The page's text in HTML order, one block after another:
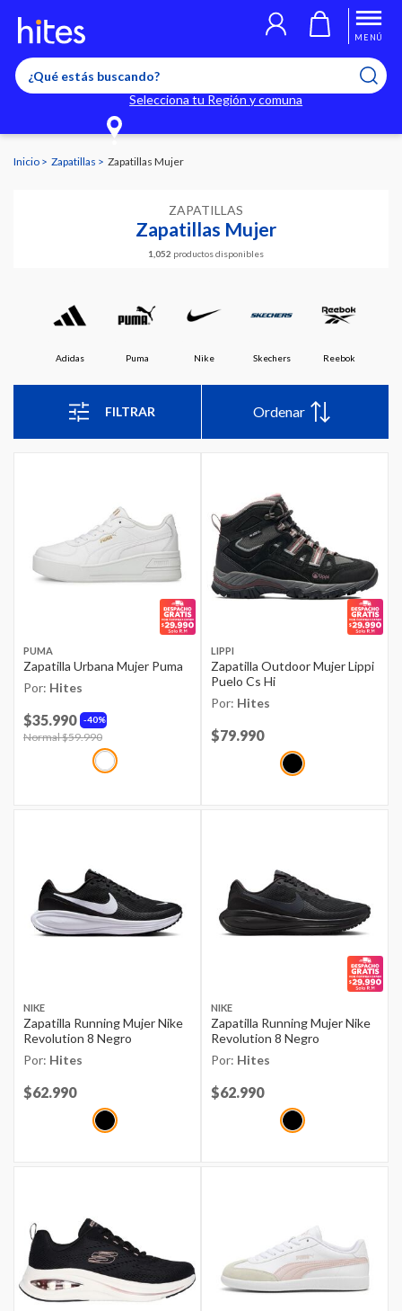
MENÚ
Selecciona tu Región y comuna
Inicio Zapatillas Zapatillas Mujer
ZAPATILLAS
Zapatillas Mujer
1,052 productos disponibles
Adidas Puma Nike Skechers Reebok
FILTRAR Ordenar
PUMA
Zapatilla Urbana Mujer Puma
Por: Hites
40%
$35.990
Price reduced from
Normal $59.990
LIPPI
Zapatilla Outdoor Mujer Lippi
Puelo Cs Hi
Por: Hites
Price reduced from
$79.990to
NIKE
Zapatilla Running Mujer Nike
Revolution 8 Negro
Por: Hites
Price reduced from
$62.990to
NIKE
Zapatilla Running Mujer Nike
Revolution 8 Negro
Por: Hites
Price reduced from
$62.990to